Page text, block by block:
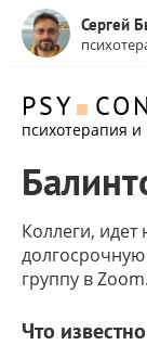
PSY
психотерапия и
Сергей
Коллеги,
группу в Zoom.
Что